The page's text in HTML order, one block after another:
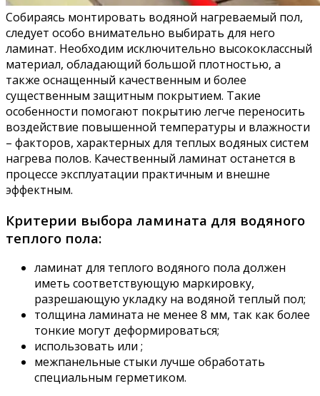
Собираясь монтировать водяной нагреваемый пол,
следует особо внимательно выбирать для него
ламинат. Необходим исключительно высококлассный
материал, обладающий большой плотностью, а
также оснащенный качественным и более
существенным защитным покрытием. Такие
особенности помогают покрытию легче переносить
воздействие повышенной температуры и влажности
– факторов, характерных для теплых водяных систем
нагрева полов. Качественный ламинат останется в
процессе эксплуатации практичным и внешне
эффектным.
Критерии выбора ламината для водяного
теплого пола:
ламинат для теплого водяного пола должен
иметь соответствующую маркировку,
разрешающую укладку на водяной теплый пол;
толщина ламината не менее 8 мм, так как более
тонкие могут деформироваться;
использовать или ;
межпанельные стыки лучше обработать
специальным герметиком.